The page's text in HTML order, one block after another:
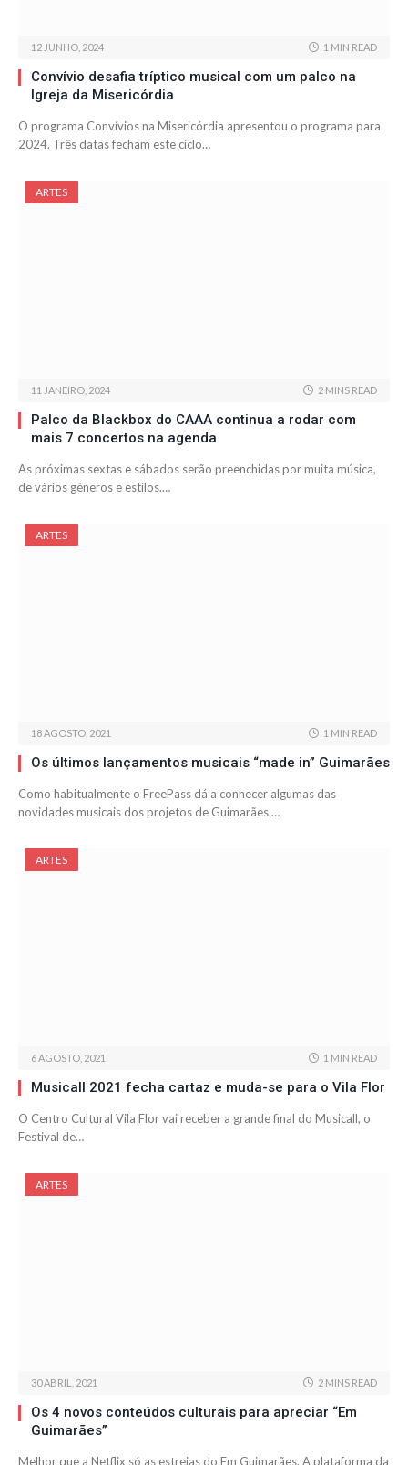
12 JUNHO, 2024 1 MIN READ
Convívio desafia tríptico musical com um palco na
Igreja da Misericórdia
O programa Convívios na Misericórdia apresentou o programa para
2024. Três datas fecham este ciclo…
ARTES
11 JANEIRO, 2024 2 MINS READ
Palco da Blackbox do CAAA continua a rodar com
mais 7 concertos na agenda
As próximas sextas e sábados serão preenchidas por muita música,
de vários géneros e estilos.…
ARTES
18 AGOSTO, 2021 1 MIN READ
Os últimos lançamentos musicais “made in” Guimarães
Como habitualmente o FreePass dá a conhecer algumas das
novidades musicais dos projetos de Guimarães.…
ARTES
6 AGOSTO, 2021 1 MIN READ
Musicall 2021 fecha cartaz e muda-se para o Vila Flor
O Centro Cultural Vila Flor vai receber a grande final do Musicall, o
Festival de…
ARTES
30 ABRIL, 2021 2 MINS READ
Os 4 novos conteúdos culturais para apreciar “Em
Guimarães”
Melhor que a Netflix só as estreias do Em Guimarães. A plataforma da